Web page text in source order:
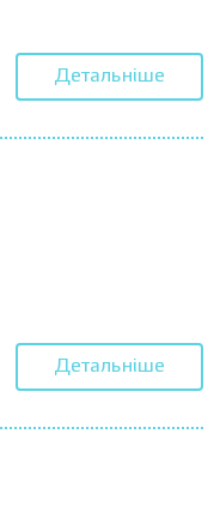
Детальніше
Детальніше